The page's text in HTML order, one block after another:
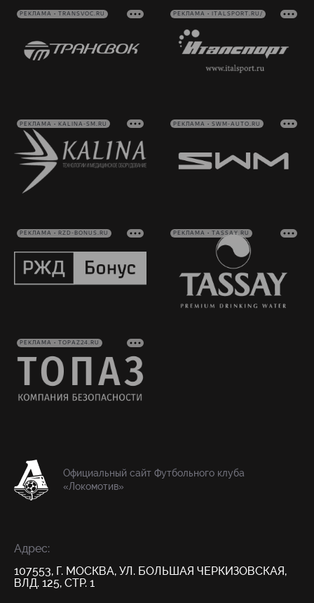
РЕКЛАМА • TRANSVOC.RU РЕКЛАМА • ITALSPORT.RU/
РЕКЛАМА • KALINA-SM.RU РЕКЛАМА • SWM-AUTO.RU
РЕКЛАМА • RZD-BONUS.RU РЕКЛАМА • TASSAY.RU
РЕКЛАМА • TOPAZ24.RU
Официальный сайт Футбольного клуба
«Локомотив»
Адрес:
107553, Г. МОСКВА, УЛ. БОЛЬШАЯ ЧЕРКИЗОВСКАЯ,
ВЛД. 125, СТР. 1